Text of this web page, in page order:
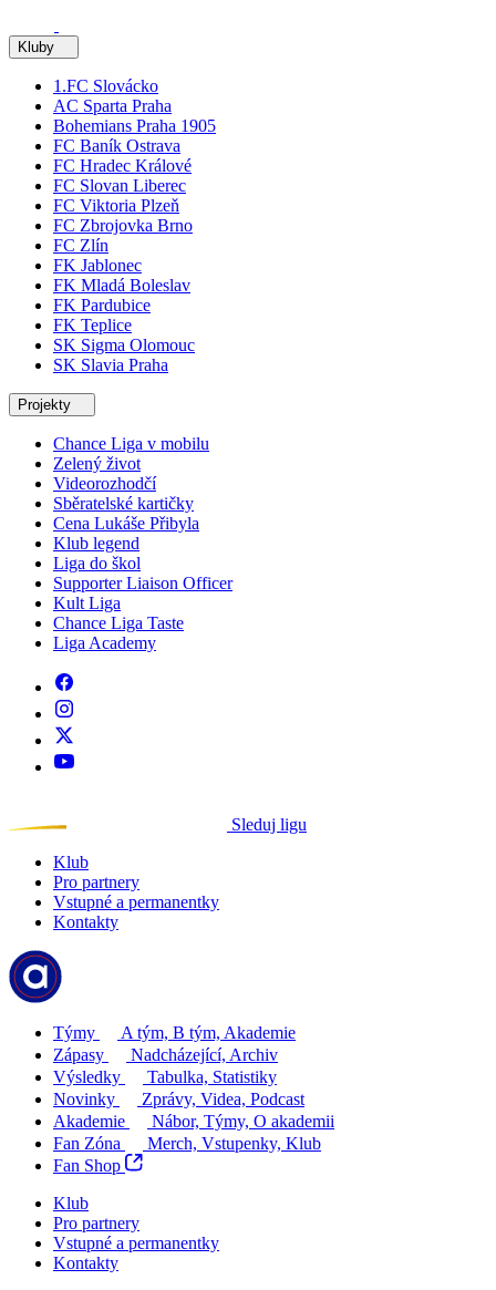
Kluby
1.FC Slovácko
AC Sparta Praha
Bohemians Praha 1905
FC Baník Ostrava
FC Hradec Králové
FC Slovan Liberec
FC Viktoria Plzeň
FC Zbrojovka Brno
FC Zlín
FK Jablonec
FK Mladá Boleslav
FK Pardubice
FK Teplice
SK Sigma Olomouc
SK Slavia Praha
Projekty
Chance Liga v mobilu
Zelený život
Videorozhodčí
Sběratelské kartičky
Cena Lukáše Přibyla
Klub legend
Liga do škol
Supporter Liaison Officer
Kult Liga
Chance Liga Taste
Liga Academy
Sleduj ligu
Klub
Pro partnery
Vstupné a permanentky
Kontakty
Týmy
A tým, B tým, Akademie
Zápasy
Nadcházející, Archiv
Výsledky
Tabulka, Statistiky
Novinky
Zprávy, Videa, Podcast
Akademie
Nábor, Týmy, O akademii
Fan Zóna
Merch, Vstupenky, Klub
Fan Shop
Klub
Pro partnery
Vstupné a permanentky
Kontakty